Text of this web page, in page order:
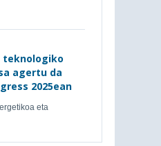
teknologiko
agertu da
2025ean
eta